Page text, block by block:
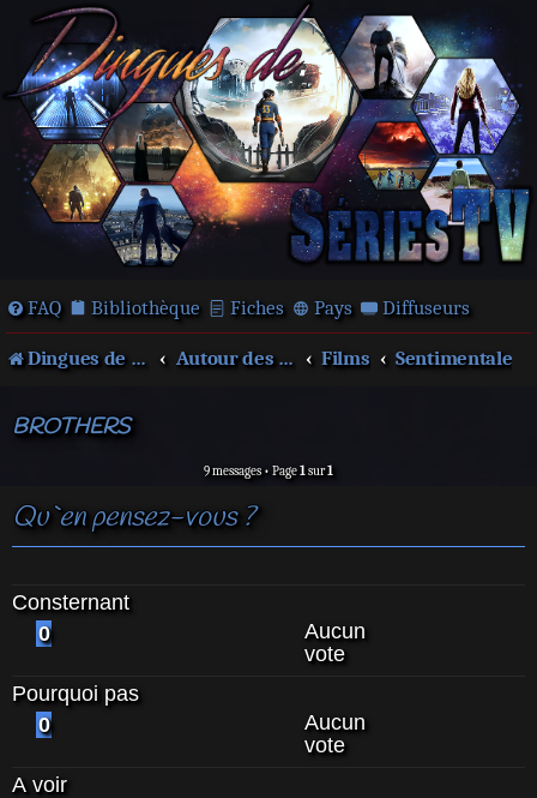
FAQ Bibliothèque Fiches Pays Diffuseurs
Dingues de séries télé ! Autour des films et séries Films Sentimentale
BROTHERS
9 messages • Page1sur1
Qu`en pensez-vous ?
Consternant
0
Aucun
vote
Pourquoi pas
0
Aucun
vote
A voir